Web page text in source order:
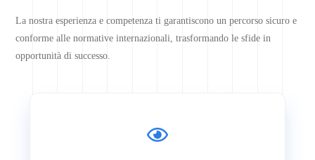
La nostra esperienza e competenza ti garantiscono un percorso sicuro e
conforme alle normative internazionali, trasformando le sfide in
opportunità di successo.